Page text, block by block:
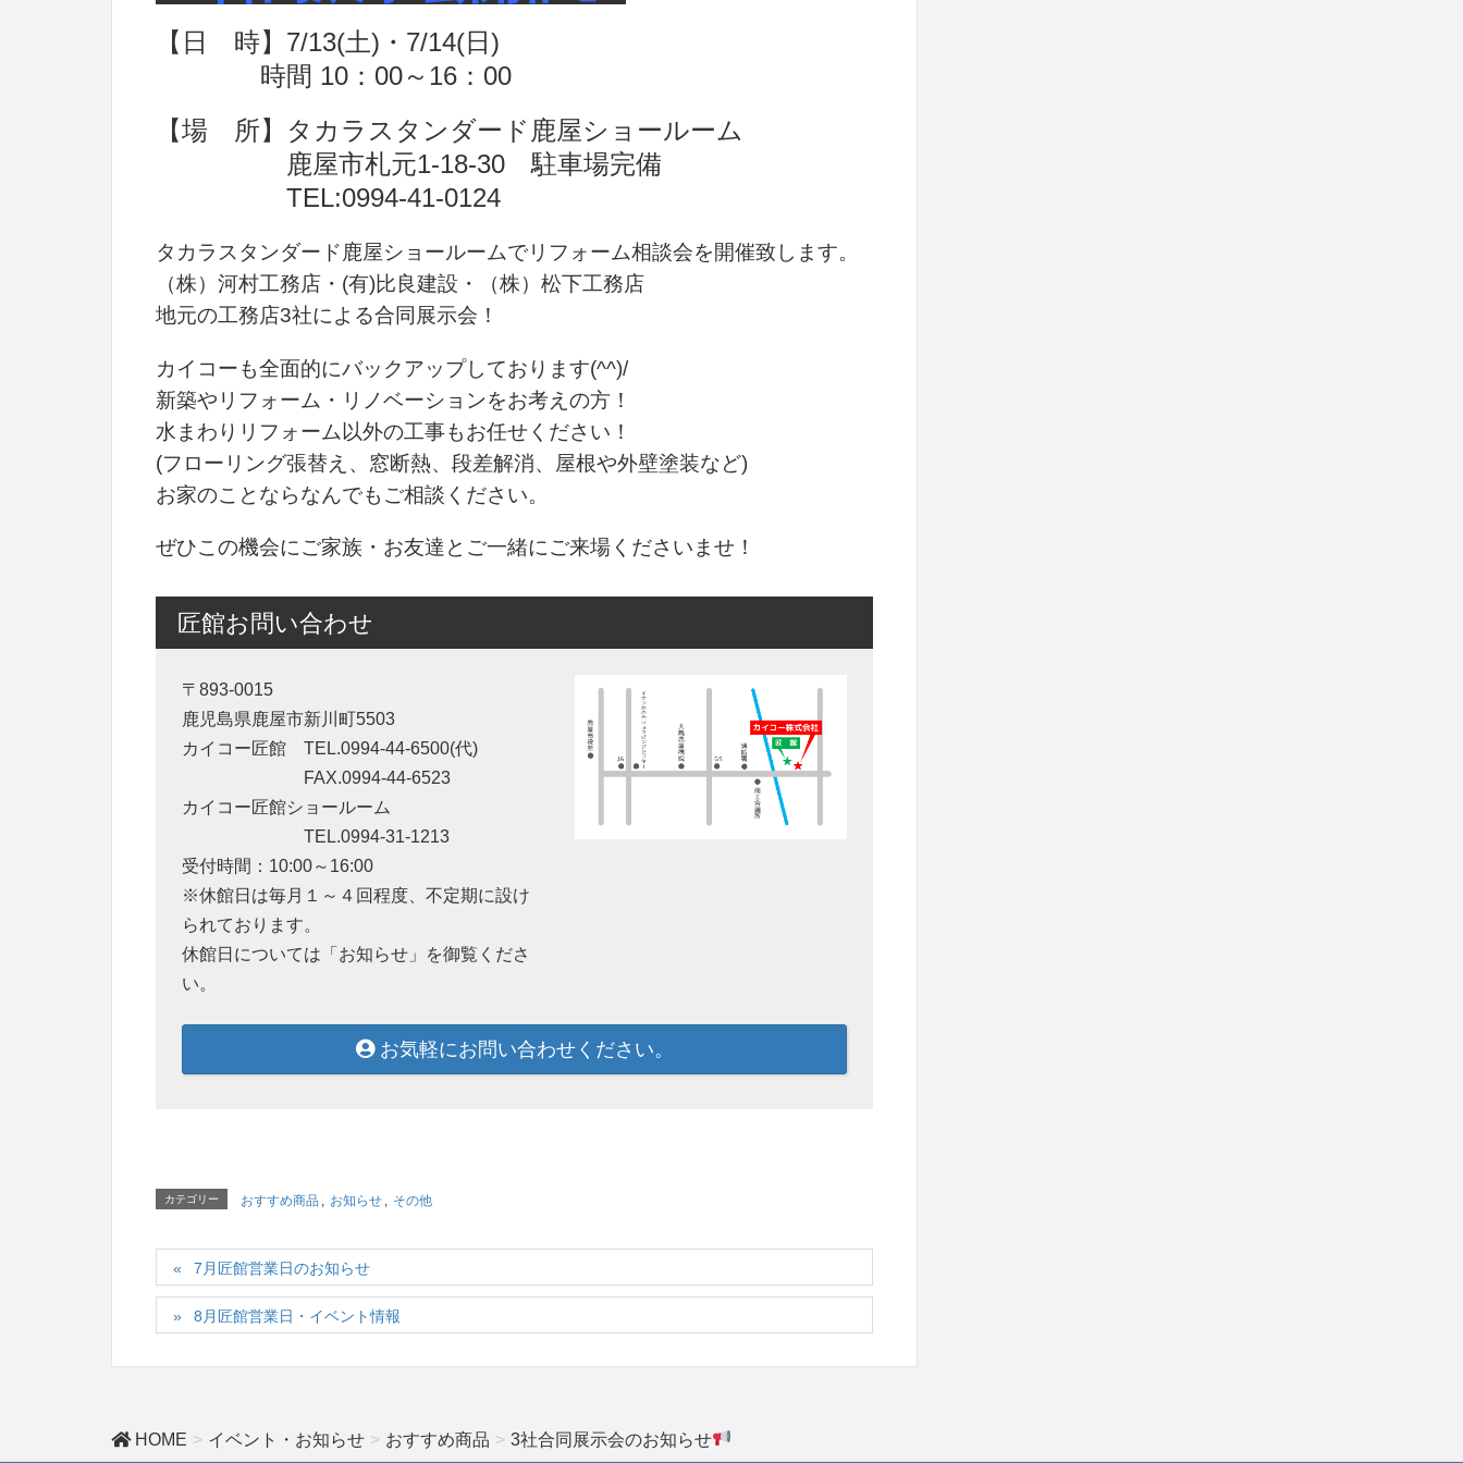
【日 時】7/13(土)・7/14(日)
時間 10：00～16：00
【場 所】タカラスタンダード鹿屋ショールーム
鹿屋市札元1-18-30 駐車場完備
TEL:0994-41-0124
タカラスタンダード鹿屋ショールームでリフォーム相談会を開催致します。
（株）河村工務店・(有)比良建設・（株）松下工務店
地元の工務店3社による合同展示会！
カイコーも全面的にバックアップしております(^^)/
新築やリフォーム・リノベーションをお考えの方！
水まわりリフォーム以外の工事もお任せください！
(フローリング張替え、窓断熱、段差解消、屋根や外壁塗装など)
お家のことならなんでもご相談ください。
ぜひこの機会にご家族・お友達とご一緒にご来場くださいませ！
匠館お問い合わせ
〒893-0015
鹿児島県鹿屋市新川町5503
カイコー匠館 TEL.0994-44-6500(代)
FAX.0994-44-6523
カイコー匠館ショールーム
TEL.0994-31-1213
受付時間：10:00～16:00
※休館日は毎月１～４回程度、不定期に設け
られております。
休館日については「お知らせ」を御覧くださ
い。
お気軽にお問い合わせください。
カテゴリー おすすめ商品 お知らせ その他
7月匠館営業日のお知らせ
8月匠館営業日・イベント情報
HOME イベント・お知らせ おすすめ商品 3社合同展示会のお知らせ